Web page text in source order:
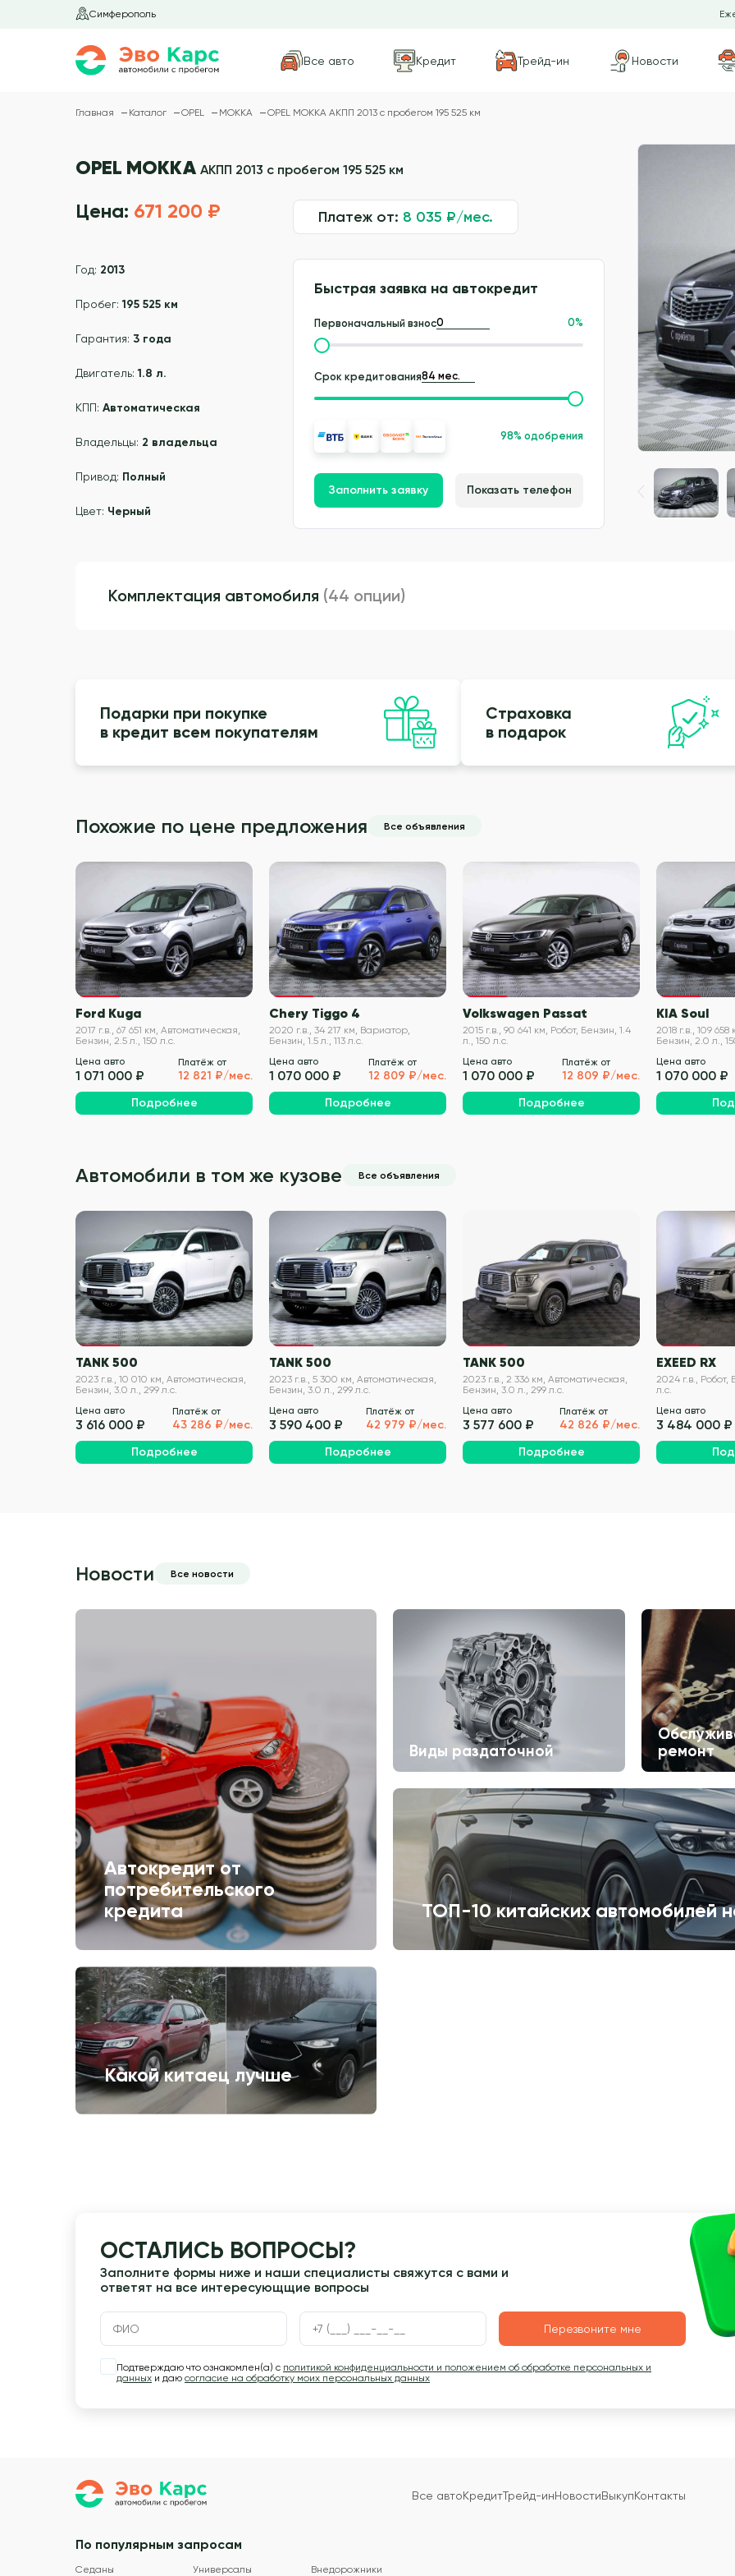
Симферополь
Все авто Кредит Трейд-ин Новости
Главная Каталог OPEL MOKKA OPEL MOKKA АКПП 2013 с пробегом 195 525 км
OPEL MOKKA АКПП 2013 с пробегом 195 525 км
Цена: 671 200 ₽
Год: 2013
Пробег:195 525 км
Гарантия: 3 года
Двигатель:1.8 л.
КПП: Автоматическая
Владельцы: 2 владельца
Привод: Полный
Цвет: Черный
Платеж от: 8 035 ₽/мес.
Быстрая заявка на автокредит
Первоначальный взнос 0%
Срок кредитования
98% одобрения
Заполнить заявку Показать телефон
Комплектация автомобиля (44 опции)
Подарки при покупке
в кредит всем покупателям
Страховка
в подарок
Похожие по цене предложения Все объявления
VIN проверен
Ford Kuga
2017 г.в., 67 651 км, Автоматическая,
Бензин, 2.5 л., 150 л.с.
Цена авто
1 071 000 ₽
Платёж от
12 821 ₽/мес.
Подробнее
VIN проверен
Chery Tiggo 4
2020 г.в., 34 217 км, Вариатор,
Бензин, 1.5 л., 113 л.с.
Цена авто
1 070 000 ₽
Платёж от
12 809 ₽/мес.
Подробнее
VIN проверен
Volkswagen Passat
2015 г.в., 90 641 км, Робот, Бензин, 1.4
л., 150 л.с.
Цена авто
1 070 000 ₽
Платёж от
12 809 ₽/мес.
Подробнее
KIA Soul
2018 г.в., 109
Бензин, 2.0 л.,
Цена авто
1 070 000 ₽
Автомобили в том же кузове Все объявления
VIN проверен
TANK 500
2023 г.в., 10 010 км, Автоматическая,
Бензин, 3.0 л., 299 л.с.
Цена авто
3 616 000 ₽
Платёж от
43 286 ₽/мес.
Подробнее
VIN проверен
TANK 500
2023 г.в., 5 300 км, Автоматическая,
Бензин, 3.0 л., 299 л.с.
Цена авто
3 590 400 ₽
Платёж от
42 979 ₽/мес.
Подробнее
TANK 500
2023 г.в., 2 336 км, Автоматическая,
Бензин, 3.0 л., 299 л.с.
Цена авто
3 577 600 ₽
Платёж от
42 826 ₽/мес.
Подробнее
EXEED RX
2024 г.в., Робот,
л.с.
Цена авто
3 484 000 ₽
Новости Все новости
Автокредит от
потребительского
кредита
Виды раздаточной
ремонт
ТОП-10 китайских автомобилей
Какой китаец лучше
ОСТАЛИСЬ ВОПРОСЫ?
Заполните формы ниже и наши специалисты свяжутся с вами и
ответят на все интересующщие вопросы
Перезвоните мне
Подтверждаю что ознакомлен(а) с политикой конфиденциальности и положением об обработке персональных и
данных и даю согласие на обработку моих персональных данных
Все автоКредитТрейд-инНовостиВыкупКонтакты
По популярным запросам
Седаны Универсалы Внедорожники